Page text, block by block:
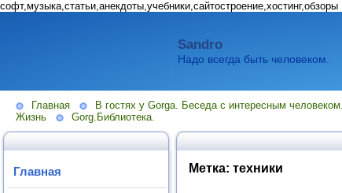
софт,музыка,статьи,анекдоты,учебники,сайтостроение,хостинг,обзоры
Sandro
Надо всегда быть человеком.
Главная В гостях у Gorga. Беседа с интересным человеком.
Жизнь
Gorg.Библиотека.
Главная Метка: техники